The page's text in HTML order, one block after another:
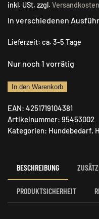
inkl. USt, zzgl. Versandkosten
In verschiedenen
Lieferzeit: ca. 3-5 Tage
Nur noch 1 vorrätig
AKAH
Dog
Rope
Stahlblau-
In den Warenkorb
EAN: 4251719104381
Artikelnummer: 95453002
Kategorien: Hundebedarf,
BESCHREIBUNG
PRODUKTSICHERHEIT